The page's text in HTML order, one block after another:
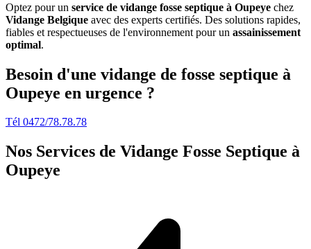
Optez pour un service de vidange fosse septique à Oupeye chez
Vidange Belgique avec des experts certifiés. Des solutions rapides,
fiables et respectueuses de l'environnement pour un assainissement
optimal.
Besoin d'une vidange de fosse septique à
Oupeye en urgence ?
Tél 0472/78.78.78
Nos Services de Vidange Fosse Septique à
Oupeye